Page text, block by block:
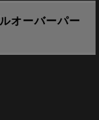
オーバーパー